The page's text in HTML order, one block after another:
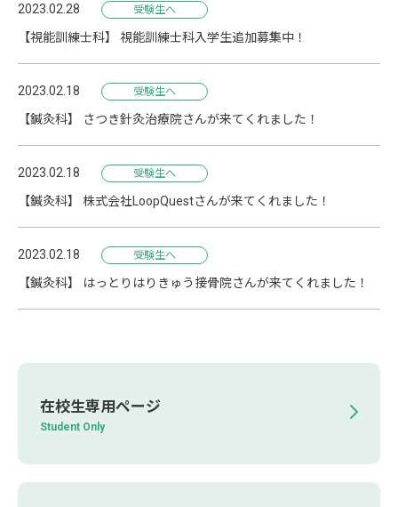
2023.02.28 受験生へ
【視能訓練士科】 視能訓練士科入学生追加募集中！
2023.02.18 受験生へ
【鍼灸科】 さつき針灸治療院さんが来てくれました！
2023.02.18 受験生へ
【鍼灸科】 株式会社LoopQuestさんが来てくれました！
2023.02.18 受験生へ
【鍼灸科】 はっとりはりきゅう接骨院さんが来てくれました！
在校生専用ページ
Student Only